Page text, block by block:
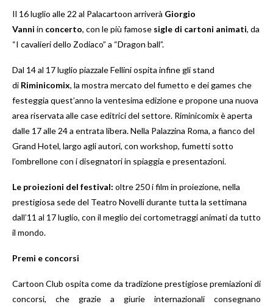
Il 16 luglio alle 22 al Palacartoon arriverà Giorgio
Vanni in concerto, con le più famose sigle di cartoni animati, da
“I cavalieri dello Zodiaco” a “Dragon ball”.
Dal 14 al 17 luglio piazzale Fellini ospita infine gli stand
di Riminicomix, la mostra mercato del fumetto e dei games che
festeggia quest’anno la ventesima edizione e propone una nuova
area riservata alle case editrici del settore. Riminicomix è aperta
dalle 17 alle 24 a entrata libera. Nella Palazzina Roma, a fianco del
Grand Hotel, largo agli autori, con workshop, fumetti sotto
l’ombrellone con i disegnatori in spiaggia e presentazioni.
Le proiezioni del festival: oltre 250 i film in proiezione, nella
prestigiosa sede del Teatro Novelli durante tutta la settimana
dall’11 al 17 luglio, con il meglio dei cortometraggi animati da tutto
il mondo.
Premi e concorsi
Cartoon Club ospita come da tradizione prestigiose premiazioni di
concorsi, che grazie a giurie internazionali consegnano